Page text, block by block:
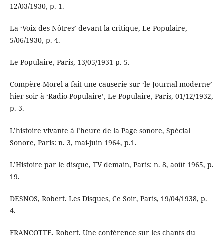
12/03/1930, p. 1.
La ‘Voix des Nôtres’ devant la critique, Le Populaire,
5/06/1930, p. 4.
Le Populaire, Paris, 13/05/1931 p. 5.
Compère-Morel a fait une causerie sur ‘le Journal moderne’
hier soir à ‘Radio-Populaire’, Le Populaire, Paris, 01/12/1932,
p. 3.
L’histoire vivante à l’heure de la Page sonore, Spécial
Sonore, Paris: n. 3, mai-juin 1964, p.1.
L’Histoire par le disque, TV demain, Paris: n. 8, août 1965, p.
19.
DESNOS, Robert. Les Disques, Ce Soir, Paris, 19/04/1938, p.
4.
FRANCOTTE, Robert. Une conférence sur les chants du